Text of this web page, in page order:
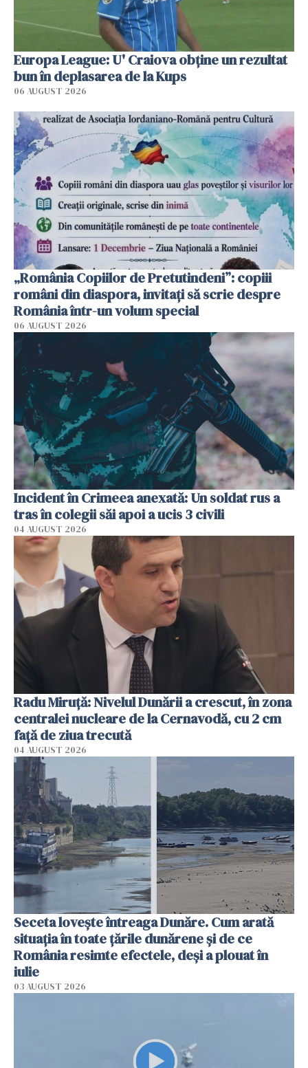
Europa League: U' Craiova obține un rezultat
bun în deplasarea de la Kups
06 AUGUST 2026
„România Copiilor de Pretutindeni”: copiii
români din diaspora, invitați să scrie despre
România într-un volum special
06 AUGUST 2026
Incident în Crimeea anexată: Un soldat rus a
tras în colegii săi apoi a ucis 3 civili
04 AUGUST 2026
Radu Miruţă: Nivelul Dunării a crescut, în zona
centralei nucleare de la Cernavodă, cu 2 cm
faţă de ziua trecută
04 AUGUST 2026
Seceta lovește întreaga Dunăre. Cum arată
situația în toate țările dunărene și de ce
România resimte efectele, deși a plouat în
iulie
03 AUGUST 2026